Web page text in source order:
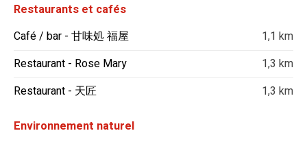
Restaurants et cafés
Café / bar - 甘味処 福屋
1,1 km
Restaurant - Rose Mary
1,3 km
Restaurant - 天匠
1,3 km
Environnement naturel